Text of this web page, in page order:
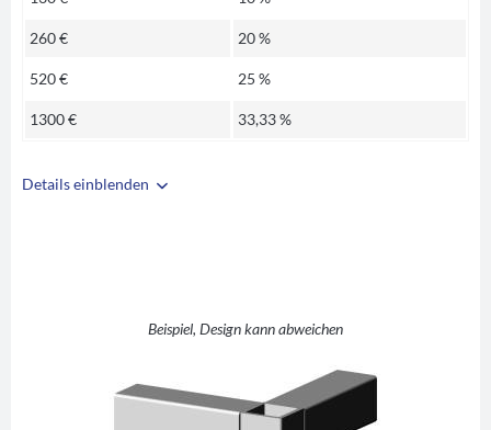
Details einblenden
Beispiel, Design kann abweichen
260 € 20 %
520 € 25 %
1300 € 33,33 %